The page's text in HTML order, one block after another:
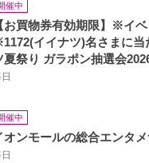
催中
お買物券有効期限】※イ
イイナツ)名さまに当
夏祭り ガラポン抽選会
催中
オンモールの総合エンタ